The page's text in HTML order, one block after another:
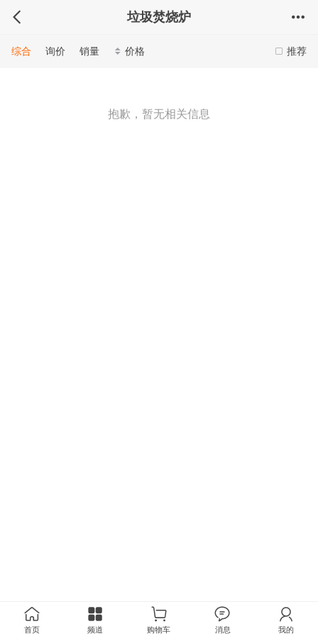
垃圾焚烧炉
推荐
综合 询价 销量 价格
抱歉，暂无相关信息
首页 频道 购物车 消息 我的